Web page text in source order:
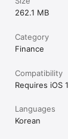
- 연락처 : 올원
- 카메라 : 신분
상통화 인증,
- 마이크 : AI톡
사용합니다.
- 근처 기기 :
- 동작 및 피트
- 알림 : 입출
262.1 MB
Category
Finance
Compatibility
Requires iOS
Languages
Korean